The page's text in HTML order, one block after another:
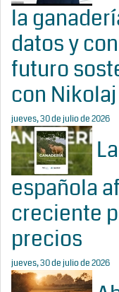
la
datos y
futuro
con
jueves, 30 de julio de 2026
española
creciente
precios
jueves, 30 de julio de 2026